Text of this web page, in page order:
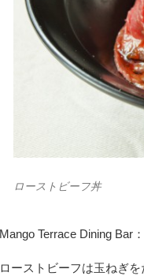
ローストビーフ丼
Mango Terrace Dining Bar：
ローストビーフは玉ねぎ